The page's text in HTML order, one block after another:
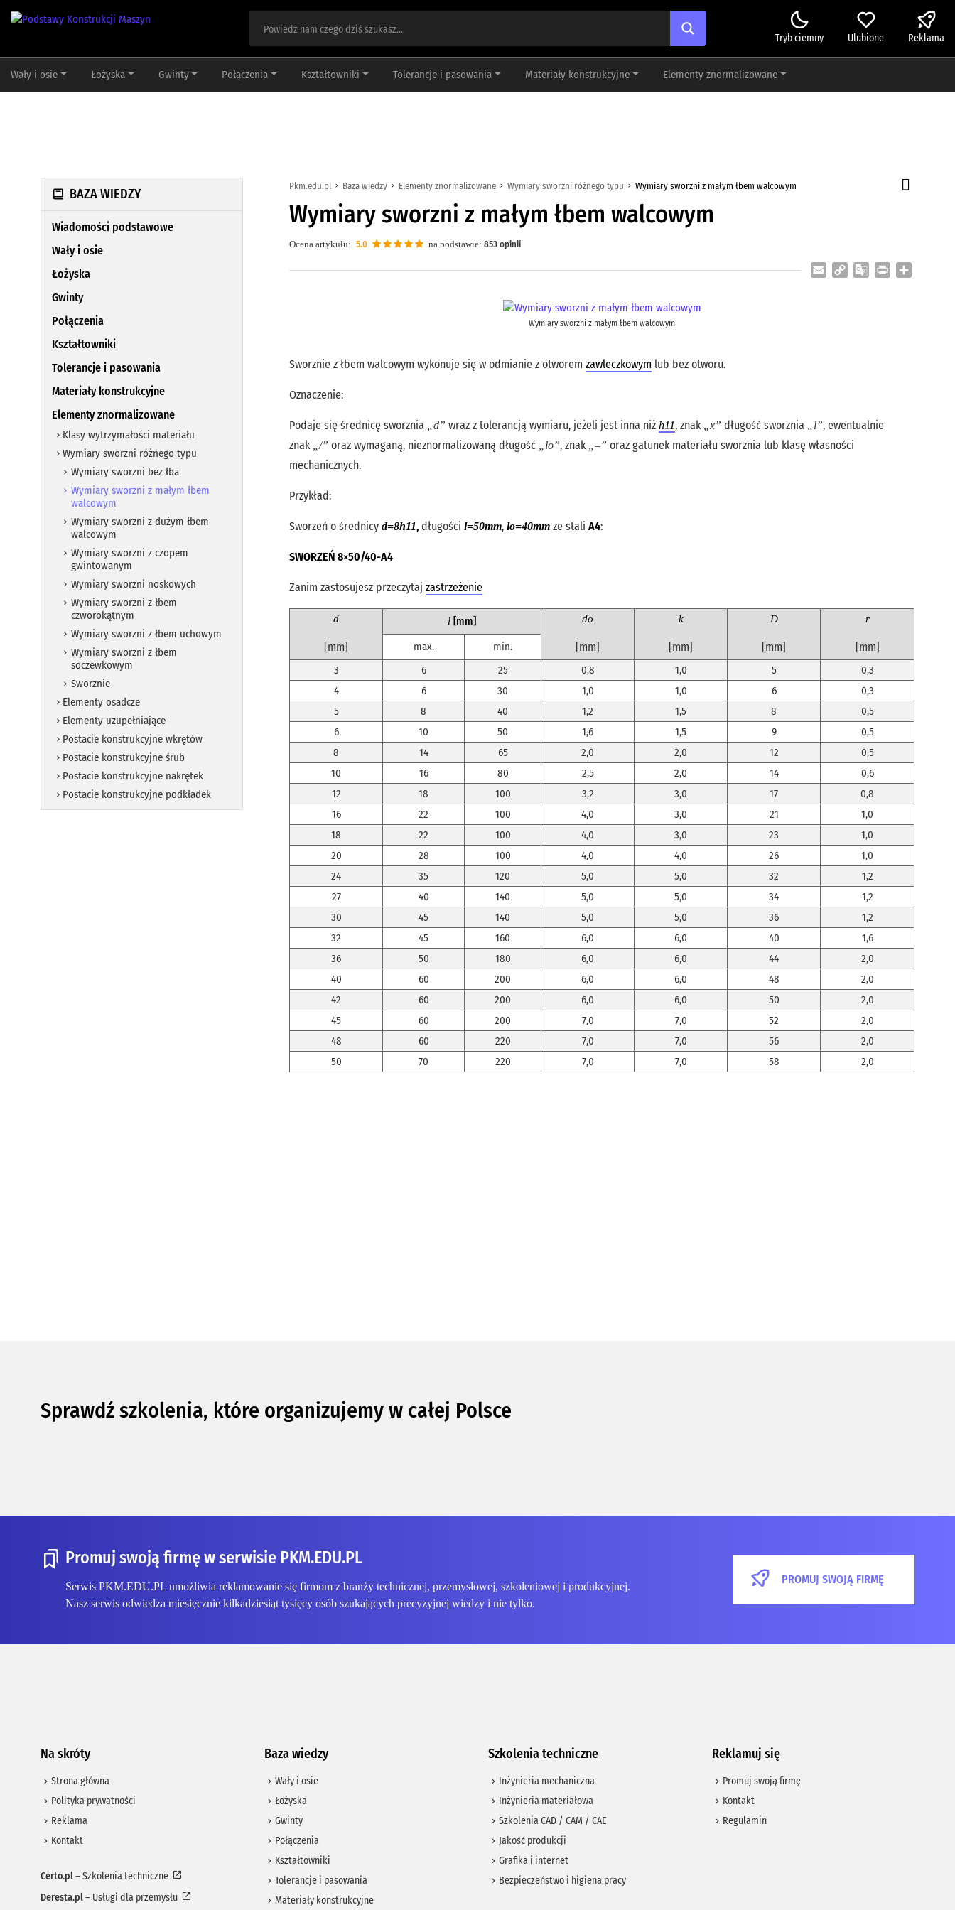
Tryb ciemny Ulubione Reklama
Wały i osie Łożyska Gwinty Połączenia Kształtowniki Tolerancje i pasowania Materiały konstrukcyjne Elementy znormalizowane
BAZA WIEDZY
Wiadomości podstawowe
Wały i osie
Łożyska
Gwinty
Połączenia
Kształtowniki
Tolerancje i pasowania
Materiały konstrukcyjne
Elementy znormalizowane
Klasy wytrzymałości materiału
Wymiary sworzni różnego typu
Wymiary sworzni bez łba
Wymiary sworzni z małym łbem
walcowym
Wymiary sworzni z dużym łbem
walcowym
Wymiary sworzni z czopem
gwintowanym
Wymiary sworzni noskowych
Wymiary sworzni z łbem
czworokątnym
Wymiary sworzni z łbem uchowym
Wymiary sworzni z łbem
soczewkowym
Sworznie
Elementy osadcze
Elementy uzupełniające
Postacie konstrukcyjne wkrętów
Postacie konstrukcyjne śrub
Postacie konstrukcyjne nakrętek
Postacie konstrukcyjne podkładek
Pkm.edu.pl Baza wiedzy Elementy znormalizowane Wymiary sworzni różnego typu Wymiary sworzni z małym łbem walcowym
Wymiary sworzni z małym łbem walcowym
Ocena artykułu: 5.0 na podstawie: 853 opinii
Email
Copy
GooglePrint
Wymiary sworzni z małym łbem walcowym
Sworznie z łbem walcowym wykonuje się w odmianie z otworem zawleczkowym lub bez otworu.
Oznaczenie:
Podaje się średnicę sworznia „d” wraz z tolerancją wymiaru, jeżeli jest inna niż h11, znak „x” długość sworznia „l”, ewentualnie
znak
„/” oraz wymaganą, nieznormalizowaną długość „lo”, znak „–” oraz gatunek materiału sworznia lub klasę własności
mechanicznych.
Przykład:
Sworzeń o średnicy d=8h11, długości l=50mm, lo=40mm ze stali A4:
SWORZEŃ 8×50/40-A4
Zanim zastosujesz przeczytaj zastrzeżenie
d
[mm]
l [mm] do
[mm]
k
[mm]
D
[mm]
r
[mm]
max.
min.
3
6 25 0,8 1,0 5
0,3
4
6 30 1,0 1,0 6
0,3
5
8 40 1,2 1,5 8
0,5
6
10 50 1,6 1,5 9
0,5
8
14 65 2,0 2,0 12
0,5
10
16 80 2,5 2,0 14
0,6
12
18 100 3,2 3,0 17
0,8
16
22 100 4,0 3,0 21
1,0
18
22 100 4,0 3,0 23
1,0
20
28 100 4,0 4,0 26
1,0
24
35 120 5,0 5,0 32
1,2
27
40 140 5,0 5,0 34
1,2
30
45 140 5,0 5,0 36
1,2
32
45 160 6,0 6,0 40
1,6
36
50 180 6,0 6,0 44
2,0
40
60 200 6,0 6,0 48
2,0
42
60 200 6,0 6,0 50
2,0
45
60 200 7,0 7,0 52
2,0
48
60 220 7,0 7,0 56
2,0
50
70 220 7,0 7,0 58 2,0
Sprawdź szkolenia, które organizujemy w całej Polsce
Promuj swoją firmę w serwisie PKM.EDU.PL
Serwis PKM.EDU.PL umożliwia reklamowanie się firmom z branży technicznej, przemysłowej, szkoleniowej i produkcyjnej.
Nasz serwis odwiedza miesięcznie kilkadziesiąt tysięcy osób szukających precyzyjnej wiedzy i nie tylko.
PROMUJ SWOJĄ FIRMĘ
Na skróty
Strona główna
Polityka prywatności
Reklama
Kontakt
Certo.pl– Szkolenia techniczne
Deresta.pl– Usługi dla przemysłu
Baza wiedzy
Wały i osie
Łożyska
Gwinty
Połączenia
Kształtowniki
Tolerancje i pasowania
Materiały konstrukcyjne
Szkolenia techniczne
Inżynieria mechaniczna
Inżynieria materiałowa
Szkolenia CAD / CAM / CAE
Jakość produkcji
Grafika i internet
Bezpieczeństwo i higiena pracy
Reklamuj się
Promuj swoją firmę
Kontakt
Regulamin